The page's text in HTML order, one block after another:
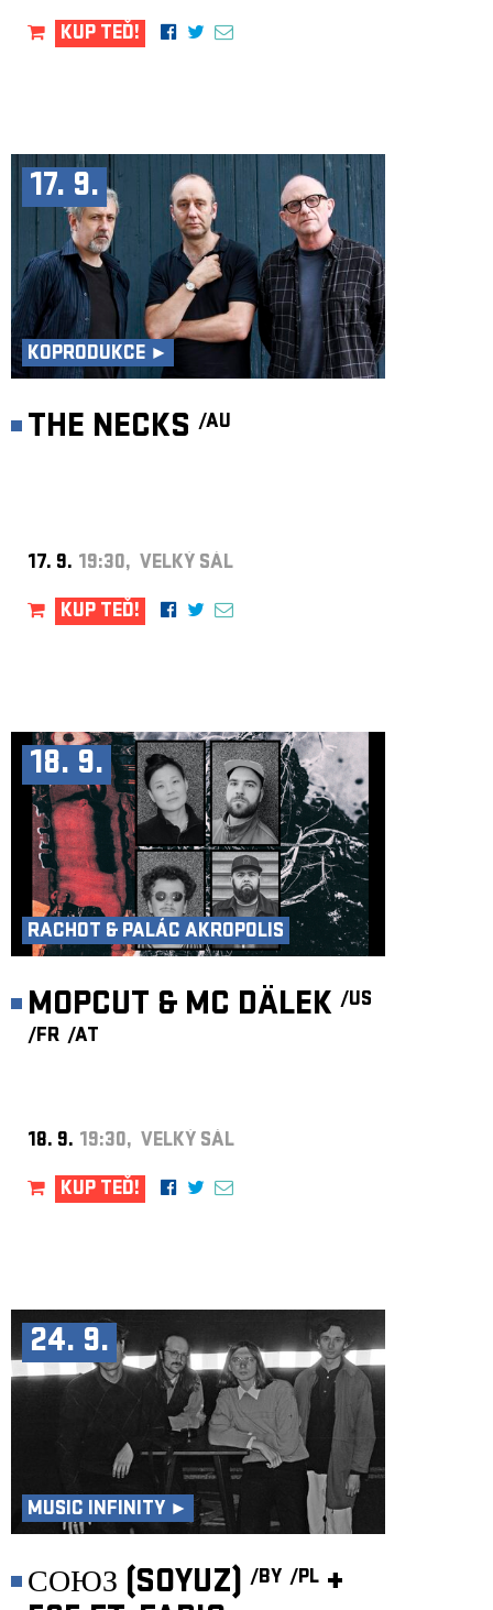
KUP TEĎ!
17. 9.
KOPRODUKCE ►
THE NECKS /AU
17. 9. 19:30, VELKÝ SÁL
KUP TEĎ!
18. 9.
RACHOT & PALÁC AKROPOLIS
MOPCUT & MC DÄLEK /US
/FR /AT
18. 9. 19:30, VELKÝ SÁL
KUP TEĎ!
24. 9.
MUSIC INFINITY ►
СОЮЗ (SOYUZ) /BY /PL +